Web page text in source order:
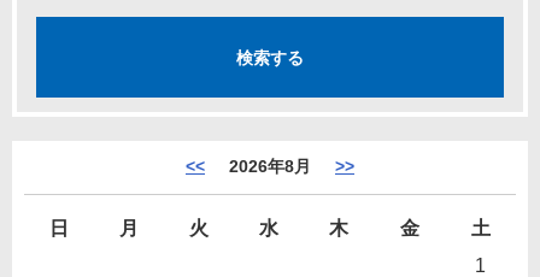
<< 2026年8月 >>
日 月 火 水 木 金
土
1